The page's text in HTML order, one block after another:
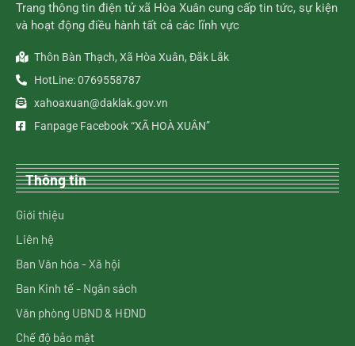
Trang thông tin điện tử xã Hòa Xuân cung cấp tin tức, sự kiện
và hoạt động điều hành tất cả các lĩnh vực
Thôn Bàn Thạch, Xã Hòa Xuân, Đắk Lắk
HotLine: 0769558787
xahoaxuan@daklak.gov.vn
Fanpage Facebook “XÃ HOÀ XUÂN”
Thông tin
Giới thiệu
Liên hệ
Ban Văn hóa - Xã hội
Ban Kinh tế - Ngân sách
Văn phòng UBND & HĐND
Chế độ bảo mật